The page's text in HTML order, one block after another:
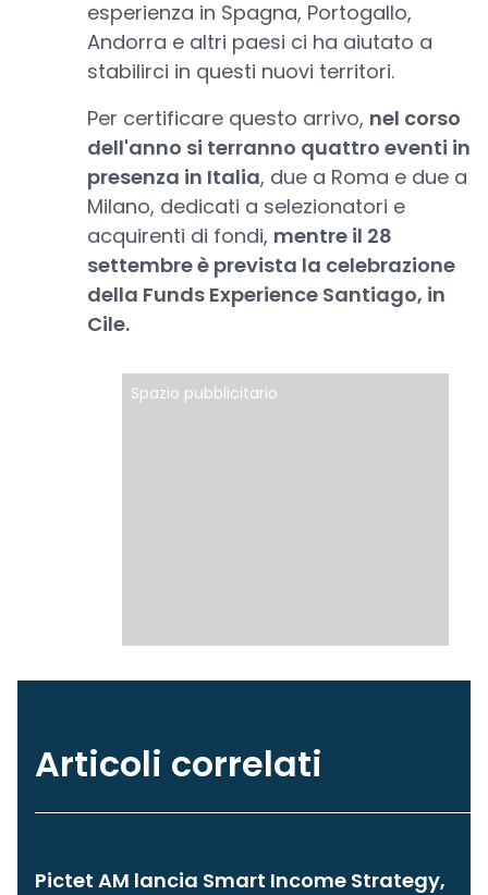
esperienza in Spagna, Portogallo,
Andorra e altri paesi ci ha aiutato a
stabilirci in questi nuovi territori.
Per certificare questo arrivo, nel corso
dell'anno si terranno quattro eventi in
presenza in Italia, due a Roma e due a
Milano, dedicati a selezionatori e
acquirenti di fondi, mentre il 28
settembre è prevista la celebrazione
della Funds Experience Santiago, in
Cile.
Spazio pubblicitario
Articoli correlati
Pictet AM lancia Smart Income Strategy,